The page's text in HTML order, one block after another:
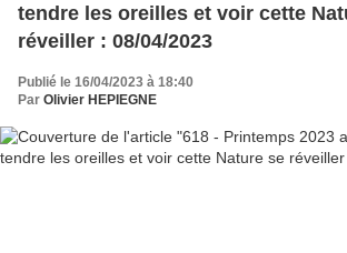
tendre les oreilles et voir cette
réveiller : 08/04/2023
Publié le 16/04/2023 à 18:40
Par Olivier HEPIEGNE